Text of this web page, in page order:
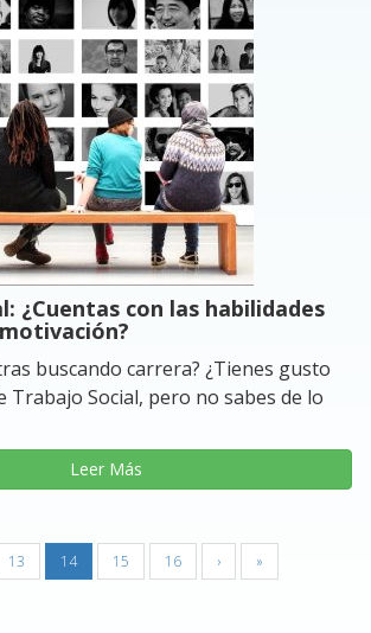
¿Cuentas con las habilidades
buscando carrera? ¿Tienes gusto
Trabajo Social, pero no sabes de lo
Leer Más
13 14 15 16 › »